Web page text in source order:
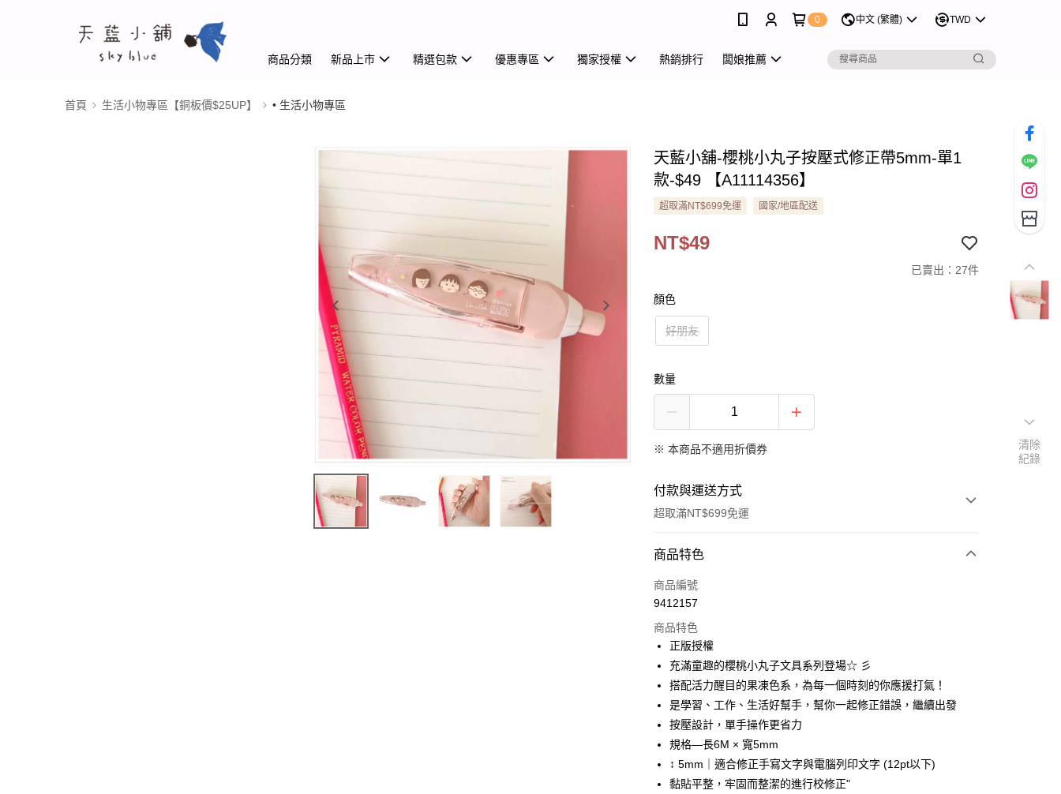
0 中文 (繁體) TWD
商品分類 新品上市 精選包款 優惠專區 獨家授權 熱銷排行 闆娘推薦
首頁 生活小物專區【銅板價$25UP】 • 生活小物專區
天藍小舖-櫻桃小丸子按壓式修正帶5mm-單1
款-$49 【A11114356】
超取滿NT$699免運 國家/地區配送
NT$49
已賣出：27件
顏色
好朋友
數量
※ 本商品不適用折價券
付款與運送方式
超取滿NT$699免運
付款方式
信用卡一次付款
LINE Pay
Apple Pay
街口支付
悠遊付
Google Pay
大哥付你分期
商品特色
商品編號
9412157
商品特色
正版授權
充滿童趣的櫻桃小丸子文具系列登場☆ 彡
搭配活力醒目的果凍色系，為每一個時刻的你應援打氣！
是學習、工作、生活好幫手，幫你一起修正錯誤，繼續出發
按壓設計，單手操作更省力
規格—長6M × 寬5mm
↕ 5mm｜適合修正手寫文字與電腦列印文字 (12pt以下)
黏貼平整，牢固而整潔的進行校修正"
清除
紀錄